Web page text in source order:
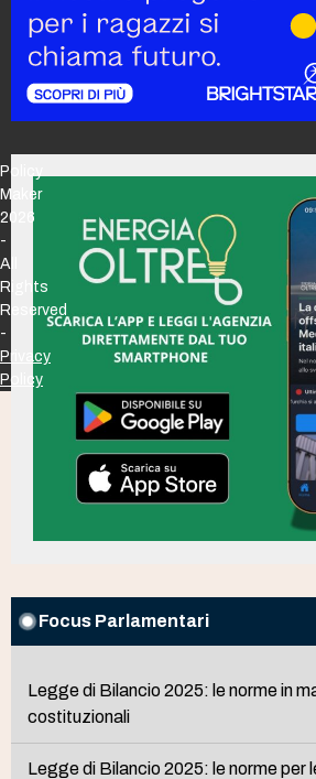
Focus Parlamentari
Legge di Bilancio 2025: le norme in
costituzionali
Legge di Bilancio 2025: le norme per
Policy
Maker
2026
-
All
Rights
Reserved
-
Privacy
Policy